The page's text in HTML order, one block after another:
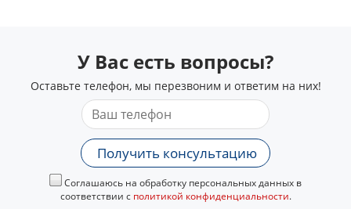
У Вас есть вопросы?
Оставьте телефон, мы перезвоним и ответим на них!
Получить консультацию
Соглашаюсь на обработку персональных данных в
соответствии с политикой конфиденциальности.